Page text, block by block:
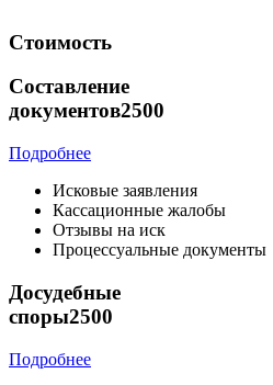
Стоимость
Составление
документов2500
Подробнее
Исковые заявления
Кассационные жалобы
Отзывы на иск
Процессуальные документы
Досудебные
споры2500
Подробнее